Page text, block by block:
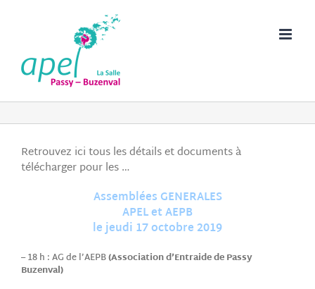
Retrouvez ici tous les détails et documents à
télécharger pour les …
Assemblées GENERALES
APEL et AEPB
le jeudi 17 octobre 2019
– 18 h : AG de l’AEPB(Association d’Entraide de Passy
Buzenval)